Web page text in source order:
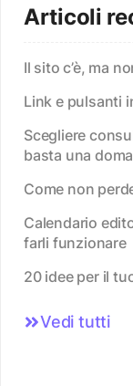
Articoli
Il sito c’è, ma
Link e pulsanti
Scegliere
basta una
Come non
Calendario
farli funzionare
20 idee per il
Vedi tutti